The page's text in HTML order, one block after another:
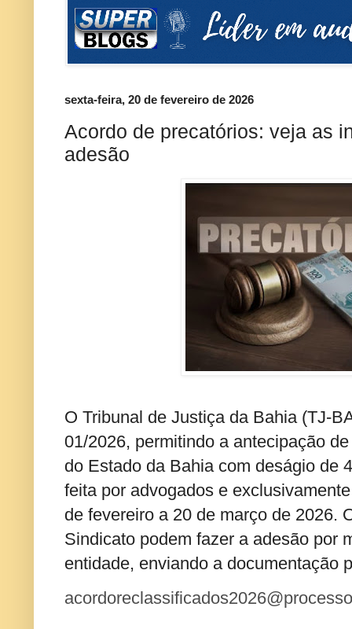
sexta-feira, 20 de fevereiro de 2026
Acordo de precatórios: veja as
adesão
O Tribunal de Justiça da Bahia (TJ-
01/2026, permitindo a antecipação
do Estado da Bahia com deságio de
feita por advogados e
de fevereiro a 20 de março de 2026.
Sindicato podem fazer a adesão por
entidade, enviando a documentação